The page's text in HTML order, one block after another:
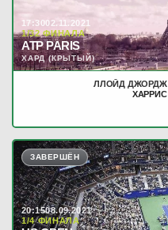
17:3002.11.2021
1/32 ФИНАЛА
ATP PARIS
ХАРД (КРЫТЫЙ)
ЛЛОЙД ДЖОРДЖ
ХАРРИС
ЗАВЕРШЁН
20:1508.09.2021
1/4 ФИНАЛА